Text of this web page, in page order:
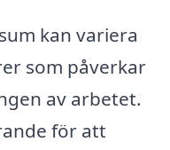
kan variera
som påverkar
av arbetet.
för att